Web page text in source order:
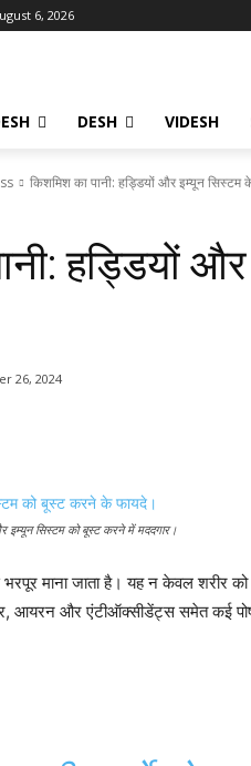
6, 2026
DESH VIDESH
किशमिश का पानी: हड्डियों और इम्यून सिस्टम
हड्डियों
26, 2024
इम्यून सिस्टम को बूस्ट करने में मददगार।
माना जाता है। यह न केवल शरीर को
आयरन और एंटीऑक्सीडेंट्स समेत कई